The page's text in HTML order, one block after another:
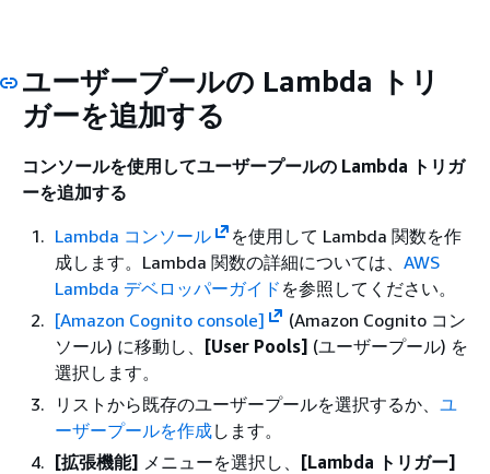
ユーザープールの Lambda トリ
ガーを追加する
コンソールを使用してユーザープールの Lambda トリガ
ーを追加する
Lambda コンソール
を使用して Lambda 関数を作
成します。Lambda 関数の詳細については、 AWS
Lambda デベロッパーガイド を参照してください。
[Amazon Cognito console]
(Amazon Cognito コン
ソール) に移動し、
[User Pools] (ユーザープール) を
選択します。
リストから既存のユーザープールを選択するか、 ユ
ーザープールを作成します。
[拡張機能] メニューを選択し、
[Lambda トリガー]